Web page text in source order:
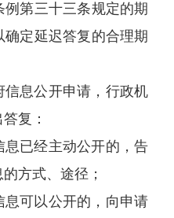
第三十三条规定的期
定延迟答复的合理期
息公开申请，行政机
复：
息已经主动公开的，告
方式、途径；
息可以公开的，向申请